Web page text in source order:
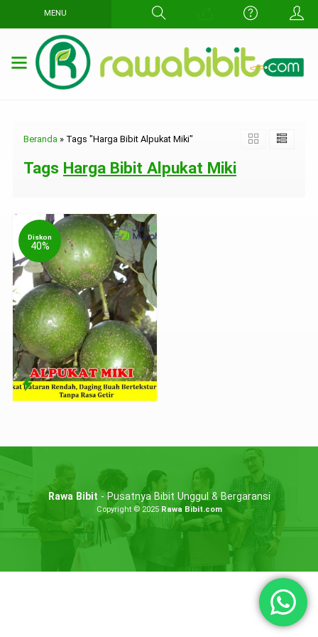
MENU
Beranda » Tags "Harga Bibit Alpukat Miki"
Tags Harga Bibit Alpukat Miki
Diskon
40%
Rawa Bibit - Pusatnya Bibit Unggul & Bergaransi
Copyright © 2025 Rawa Bibit.com